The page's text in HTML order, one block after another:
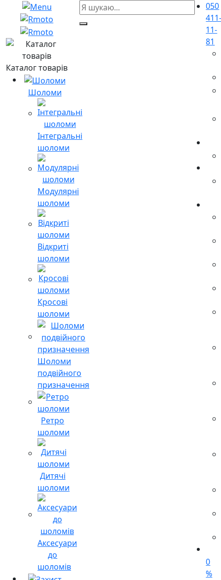
Каталог товарів
Шоломи
Інтегральні
шоломи
Модулярні
шоломи
Відкриті
шоломи
Кросові
шоломи
Шоломи
подвійного
призначення
Ретро
шоломи
Дитячі
шоломи
Аксесуари
до
шоломів
050
11-
81
0
%